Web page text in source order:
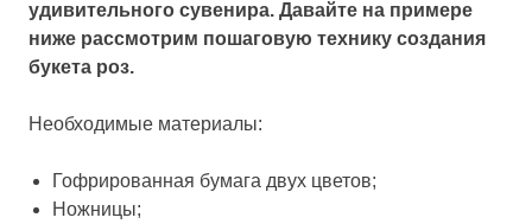
удивительного сувенира. Давайте на примере
ниже рассмотрим пошаговую технику создания
букета роз.
Необходимые материалы:
Гофрированная бумага двух цветов;
Ножницы;